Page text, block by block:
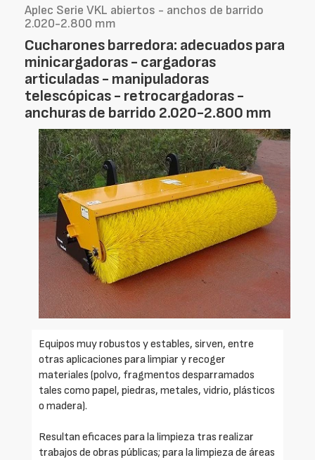
Aplec Serie VKL abiertos - anchos de barrido
2.020-2.800 mm
Cucharones barredora: adecuados para
minicargadoras - cargadoras
articuladas - manipuladoras
telescópicas - retrocargadoras -
anchuras de barrido 2.020-2.800 mm
Equipos muy robustos y estables, sirven, entre
otras aplicaciones para limpiar y recoger
materiales (polvo, fragmentos desparramados
tales como papel, piedras, metales, vidrio, plásticos
o madera).
Resultan eficaces para la limpieza tras realizar
trabajos de obras públicas; para la limpieza de áreas